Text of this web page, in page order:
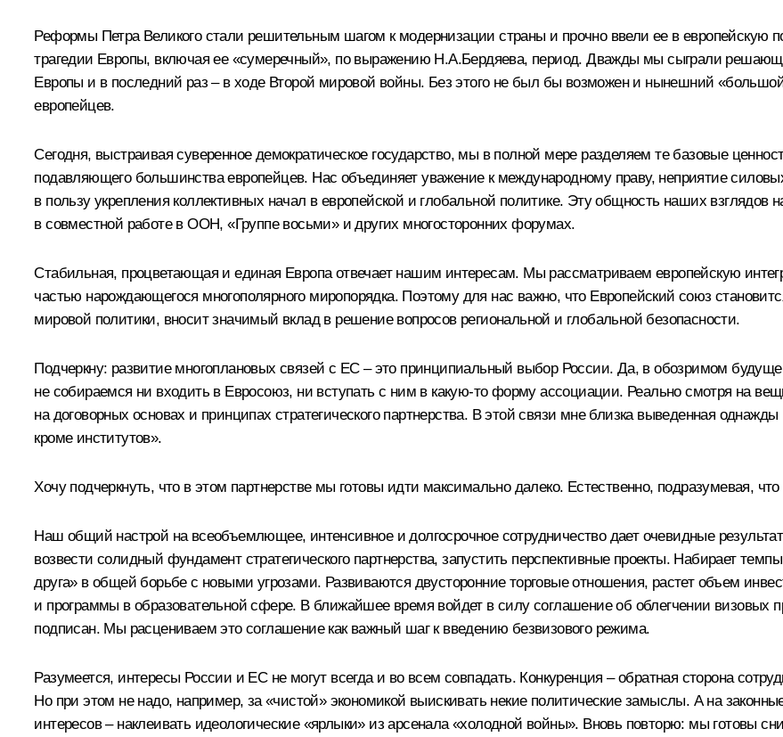
Реформы Петра Великого стали решительным шагом к модернизации страны и прочно ввели ее в европейскую
трагедии Европы, включая ее «сумеречный», по выражению Н.А.Бердяева, период. Дважды мы сыграли
Европы и в последний раз – в ходе Второй мировой войны. Без этого не был бы возможен и нынешний
европейцев.
Сегодня, выстраивая суверенное демократическое государство, мы в полной мере разделяем те базовые
подавляющего большинства европейцев. Нас объединяет уважение к международному праву, неприятие
в пользу укрепления коллективных начал в европейской и глобальной политике. Эту общность наших
в совместной работе в ООН, «Группе восьми» и других многосторонних форумах.
Стабильная, процветающая и единая Европа отвечает нашим интересам. Мы рассматриваем европейскую
частью нарождающегося многополярного миропорядка. Поэтому для нас важно, что Европейский союз
мировой политики, вносит значимый вклад в решение вопросов региональной и глобальной безопасности.
Подчеркну: развитие многоплановых связей с ЕС – это принципиальный выбор России. Да, в обозримом
не собираемся ни входить в Евросоюз, ни вступать с ним в какую‑то форму ассоциации. Реально смотря на
на договорных основах и принципах стратегического партнерства. В этой связи мне близка выведенная
кроме институтов».
Хочу подчеркнуть, что в этом партнерстве мы готовы идти максимально далеко. Естественно, подразумевая,
Наш общий настрой на всеобъемлющее, интенсивное и долгосрочное сотрудничество дает очевидные
возвести солидный фундамент стратегического партнерства, запустить перспективные проекты. Набирает
друга» в общей борьбе с новыми угрозами. Развиваются двусторонние торговые отношения, растет объем
и программы в образовательной сфере. В ближайшее время войдет в силу соглашение об облегчении визовых
подписан. Мы расцениваем это соглашение как важный шаг к введению безвизового режима.
Разумеется, интересы России и ЕС не могут всегда и во всем совпадать. Конкуренция – обратная сторона
Но при этом не надо, например, за «чистой» экономикой выискивать некие политические замыслы. А на
интересов – наклеивать идеологические «ярлыки» из арсенала «холодной войны». Вновь повторю: мы готовы